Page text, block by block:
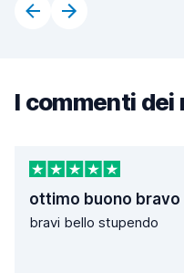
I commenti
ottimo buono bravo
bravi bello stupendo